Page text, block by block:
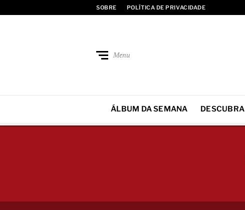
SOBRE POLÍTICA DE PRIVACIDADE
Menu
ÁLBUM DA SEMANA DESCUBRA